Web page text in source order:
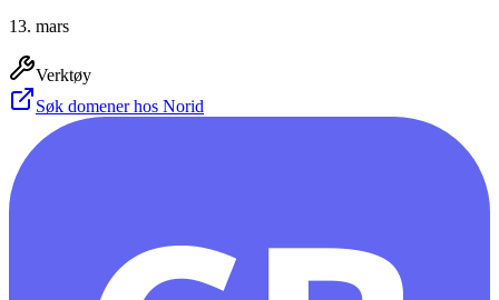
13. mars
Verktøy
Søk domener hos Norid